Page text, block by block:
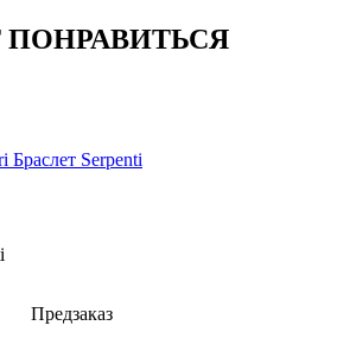
Предзаказ